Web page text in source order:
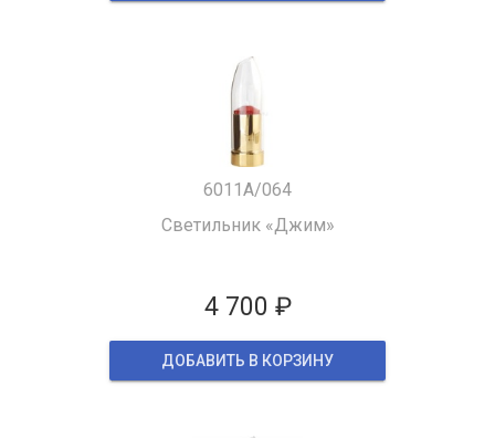
6011A/064
Светильник «Джим»
4 700 ₽
ДОБАВИТЬ В КОРЗИНУ